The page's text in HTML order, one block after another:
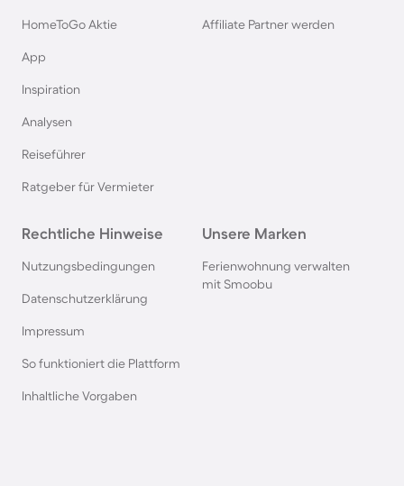
Bungalows in Kellenhusen
Bungalows in Spanien
Bungalows in Domburg
Bungalows in Dahme
HomeToGo Aktie
App
Inspiration
Analysen
Reiseführer
Ratgeber für Vermieter
Affiliate Partner werden
Rechtliche Hinweise
Nutzungsbedingungen
Datenschutzerklärung
Impressum
So funktioniert die Plattform
Inhaltliche Vorgaben
Unsere Marken
Ferienwohnung verwalten
mit Smoobu